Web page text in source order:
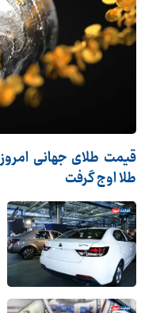
طلا اوج گرفت